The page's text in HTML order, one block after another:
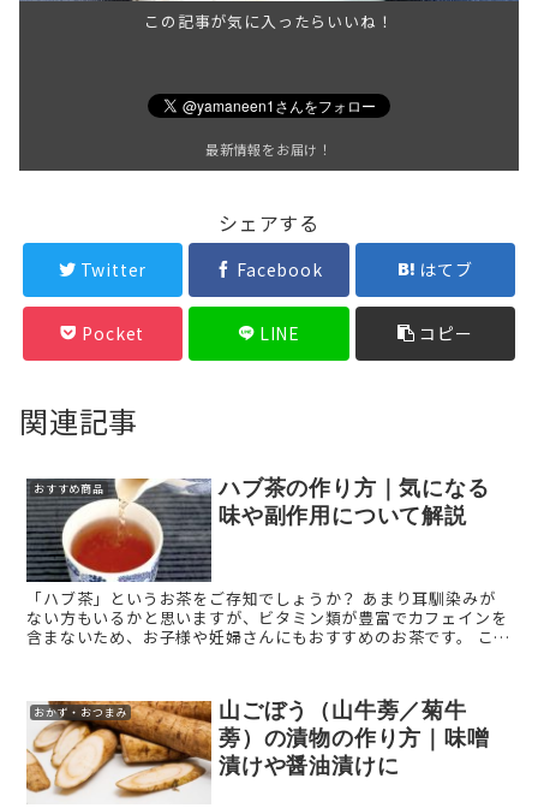
この記事が気に入ったらいいね！
最新情報をお届け！
シェアする
Twitter Facebook はてブ
Pocket LINE コピー
関連記事
おすすめ商品
ハブ茶の作り方｜気になる
味や副作用について解説
「ハブ茶」というお茶をご存知でしょうか？ あまり耳馴染みが
ない方もいるかと思いますが、ビタミン類が豊富でカフェインを
含まないため、お子様や妊婦さんにもおすすめのお茶です。 ここ
おかず・おつまみ
山ごぼう（山牛蒡／菊牛
蒡）の漬物の作り方｜味噌
漬けや醤油漬けに